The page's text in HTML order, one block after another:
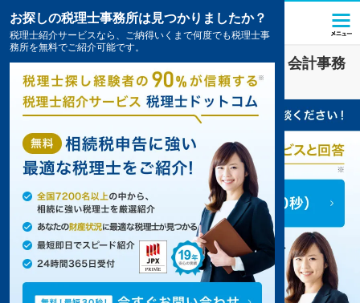
吉備津駅(岡山県)の相続税を扱う税理士・会計事務
所の一覧
お探しの税理士事務所は見つかりましたか？
税理士紹介サービスなら、ご納得いくまで何度でも税理士事
務所を無料でご紹介可能です。